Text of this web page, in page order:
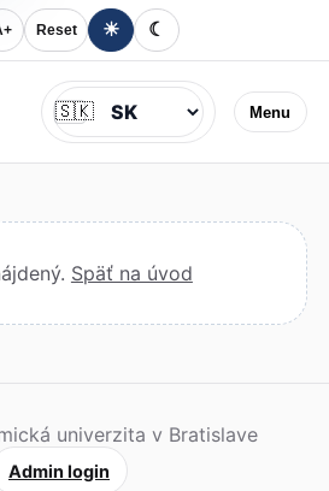
Reset ☀ ☾
Menu
Jazyk
🇸🇰
Späť na úvod
univerzita v Bratislave
Admin login